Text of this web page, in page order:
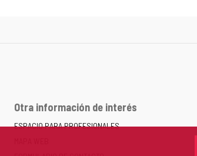
Otra información de interés
ESPACIO PARA PROFESIONALES